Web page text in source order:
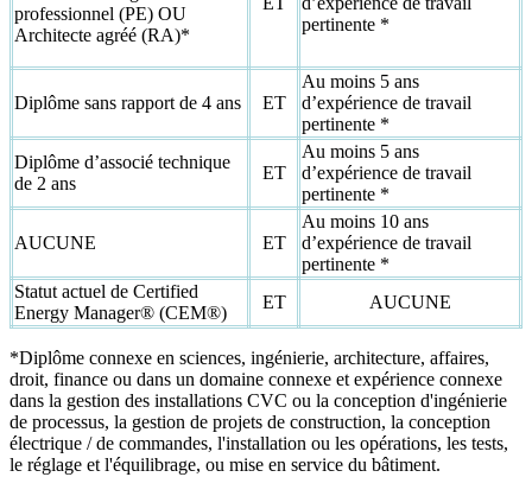
professionnel (PE) OU
Architecte agréé (RA)*
pertinente *
Diplôme sans rapport de 4 ans ET
Au moins 5 ans
d’expérience de travail
pertinente *
Diplôme d’associé technique
de 2 ans
ET
Au moins 5 ans
d’expérience de travail
pertinente *
AUCUNE ET
Au moins 10 ans
d’expérience de travail
pertinente *
Statut actuel de Certified
Energy Manager® (CEM®)
ET AUCUNE
*Diplôme connexe en sciences, ingénierie, architecture, affaires,
droit, finance ou dans un domaine connexe et expérience connexe
dans la gestion des installations CVC ou la conception d'ingénierie
de processus, la gestion de projets de construction, la conception
électrique / de commandes, l'installation ou les opérations, les tests,
le réglage et l'équilibrage, ou mise en service du bâtiment.